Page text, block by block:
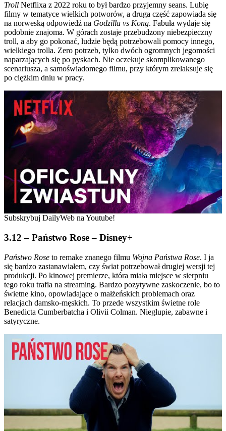
Troll Netflixa z 2022 roku to był bardzo przyjemny seans. Lubię
filmy w tematyce wielkich potworów, a druga część zapowiada się
na norweską odpowiedź na Godzilla vs Kong. Fabuła wydaje się
podobnie znajoma. W górach zostaje przebudzony niebezpieczny
troll, a aby go pokonać, ludzie będą potrzebowali pomocy innego,
wielkiego trolla. Zero potrzeb, tylko dwóch ogromnych jegomości
naparzających się po pyskach. Nie oczekuje skomplikowanego
scenariusza, a samoświadomego filmu, przy którym zrelaksuje się
po ciężkim dniu w pracy.
Subskrybuj DailyWeb na Youtube!
3.12 – Państwo Rose – Disney+
Państwo Rose to remake znanego filmu Wojna Państwa Rose. I ja
się bardzo zastanawiałem, czy świat potrzebował drugiej wersji tej
produkcji. Po kinowej premierze, która miała miejsce w sierpniu
tego roku trafia na streaming. Bardzo pozytywne zaskoczenie, bo to
świetne kino, opowiadające o małżeńskich problemach oraz
relacjach damsko-męskich. To przede wszystkim świetne role
Benedicta Cumberbatcha i Olivii Colman. Niegłupie, zabawne i
satyryczne.